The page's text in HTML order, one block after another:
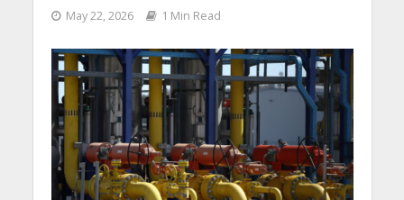
May 22, 2026 1 Min Read